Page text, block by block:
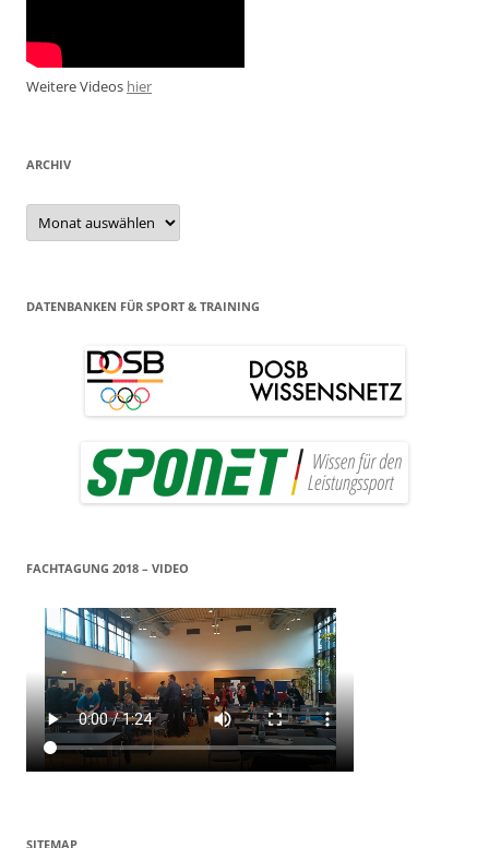
Weitere Videos hier
ARCHIV
Archiv
DATENBANKEN FÜR SPORT & TRAINING
FACHTAGUNG 2018 – VIDEO
SITEMAP